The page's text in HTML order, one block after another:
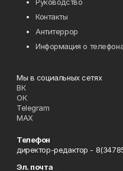
Руководство
Контакты
Антитеррор
Информация о
Мы в социальных сетях
ВК
ОК
Telegram
MAX
Телефон
директор-редактор -
Эл. почта